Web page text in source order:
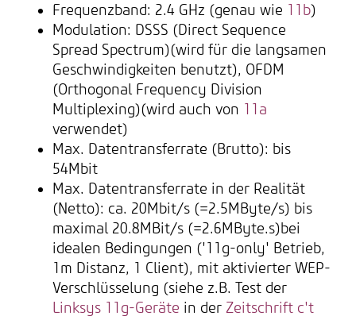
Frequenzband: 2.4 GHz (genau wie 11b)
Modulation: DSSS (Direct Sequence
Spread Spectrum)(wird für die langsamen
Geschwindigkeiten benutzt), OFDM
(Orthogonal Frequency Division
Multiplexing)(wird auch von 11a
verwendet)
Max. Datentransferrate (Brutto): bis
54Mbit
Max. Datentransferrate in der Realität
(Netto): ca. 20Mbit/s (=2.5MByte/s) bis
maximal 20.8MBit/s (=2.6MByte.s)bei
idealen Bedingungen ('11g-only' Betrieb,
1m Distanz, 1 Client), mit aktivierter WEP-
Verschlüsselung (siehe z.B. Test der
Linksys 11g-Geräte in derZeitschrift c't